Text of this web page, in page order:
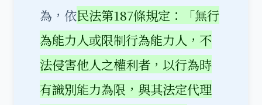
為，依民法第187條規定：「無行
為能力人或限制行為能力人，不
法侵害他人之權利者，以行為時
有識別能力為限，與其法定代理